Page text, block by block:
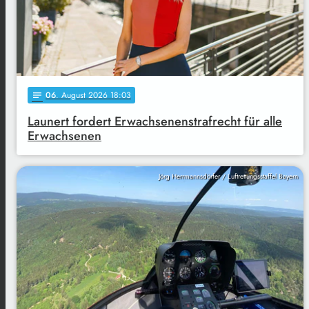
notes 06. August 2026 18:03
Launert fordert Erwachsenenstrafrecht für alle
Erwachsenen
Jörg Herrmannsdörfer / Luftrettungsstaffel Bayern